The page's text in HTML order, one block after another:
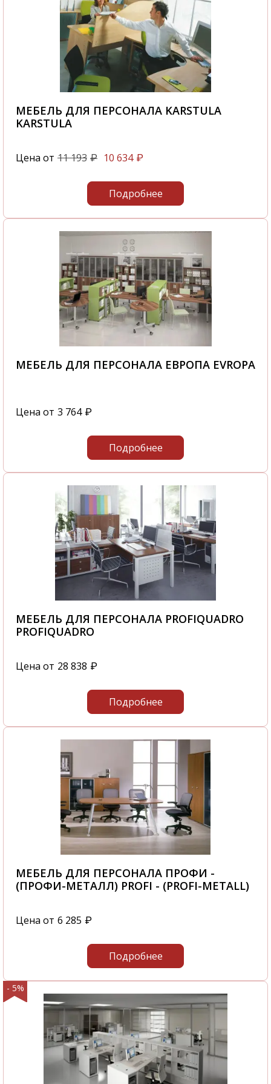
МЕБЕЛЬ ДЛЯ ПЕРСОНАЛА KARSTULA
KARSTULA
Цена от 11 193 ₽ 10 634 ₽
Подробнее
МЕБЕЛЬ ДЛЯ ПЕРСОНАЛА ЕВРОПА EVROPA
Цена от 3 764 ₽
Подробнее
МЕБЕЛЬ ДЛЯ ПЕРСОНАЛА PROFIQUADRO
PROFIQUADRO
Цена от 28 838 ₽
Подробнее
МЕБЕЛЬ ДЛЯ ПЕРСОНАЛА ПРОФИ -
(ПРОФИ-МЕТАЛЛ) PROFI - (PROFI-METALL)
Цена от 6 285 ₽
Подробнее
- 5%